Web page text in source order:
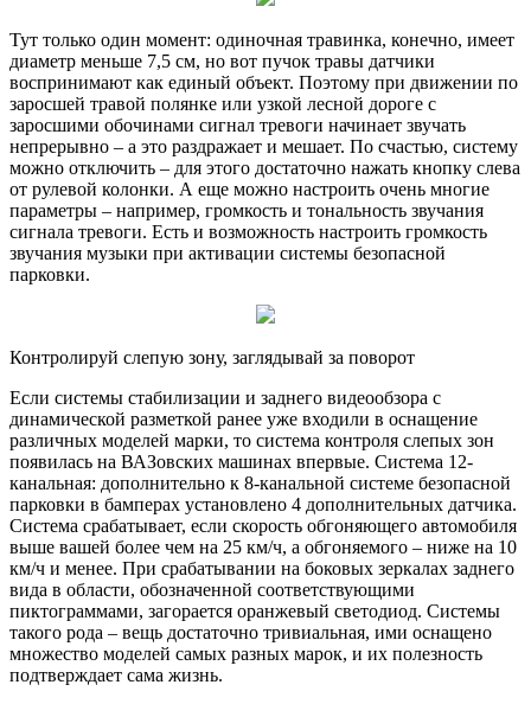
Тут только один момент: одиночная травинка, конечно, имеет
диаметр меньше 7,5 см, но вот пучок травы датчики
воспринимают как единый объект. Поэтому при движении по
заросшей травой полянке или узкой лесной дороге с
заросшими обочинами сигнал тревоги начинает звучать
непрерывно – а это раздражает и мешает. По счастью, систему
можно отключить – для этого достаточно нажать кнопку слева
от рулевой колонки. А еще можно настроить очень многие
параметры – например, громкость и тональность звучания
сигнала тревоги. Есть и возможность настроить громкость
звучания музыки при активации системы безопасной
парковки.
Контролируй слепую зону, заглядывай за поворот
Если системы стабилизации и заднего видеообзора с
динамической разметкой ранее уже входили в оснащение
различных моделей марки, то система контроля слепых зон
появилась на ВАЗовских машинах впервые. Система 12-
канальная: дополнительно к 8-канальной системе безопасной
парковки в бамперах установлено 4 дополнительных датчика.
Система срабатывает, если скорость обгоняющего автомобиля
выше вашей более чем на 25 км/ч, а обгоняемого – ниже на 10
км/ч и менее. При срабатывании на боковых зеркалах заднего
вида в области, обозначенной соответствующими
пиктограммами, загорается оранжевый светодиод. Системы
такого рода – вещь достаточно тривиальная, ими оснащено
множество моделей самых разных марок, и их полезность
подтверждает сама жизнь.